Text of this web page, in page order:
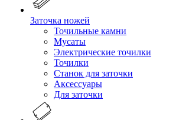
Заточка ножей
Точильные камни
Мусаты
Электрические точилки
Точилки
Станок для заточки
Аксессуары
Для заточки